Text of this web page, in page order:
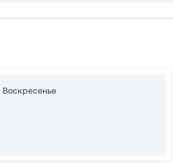
Воскресенье